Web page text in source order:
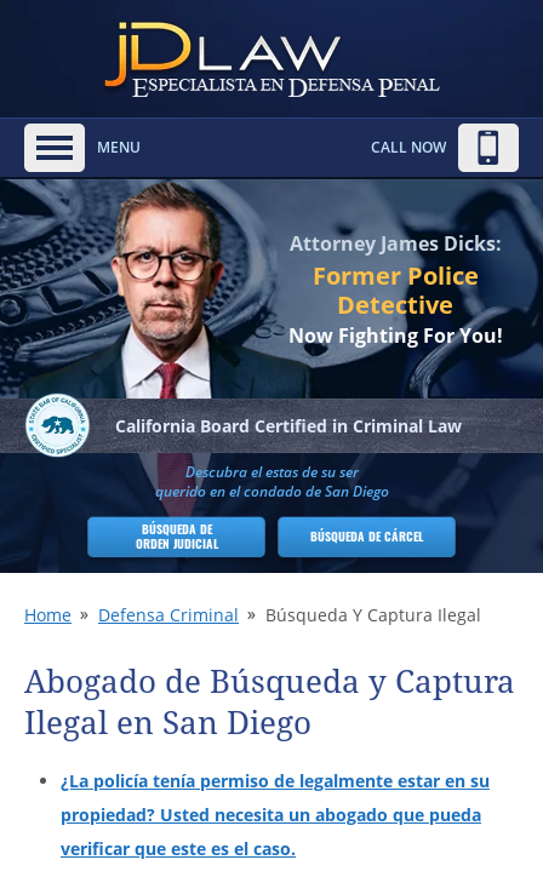
MENU CALL NOW
Attorney James Dicks:
Former Police
Detective
Now Fighting For You!
California Board Certified in Criminal Law
Descubra el estas de su ser
querido en el condado de San Diego
BÚSQUEDA DE
ORDEN JUDICIAL
BÚSQUEDA DE CÁRCEL
Home Defensa Criminal Búsqueda Y Captura Ilegal
Abogado de Búsqueda y Captura
Ilegal en San Diego
¿La policía tenía permiso de legalmente estar en su
propiedad? Usted necesita un abogado que pueda
verificar que este es el caso.